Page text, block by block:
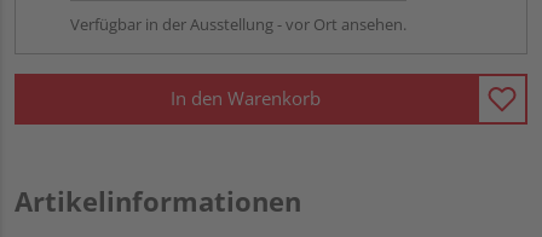
Verfügbar in der Ausstellung - vor Ort ansehen.
In den Warenkorb
Artikelinformationen